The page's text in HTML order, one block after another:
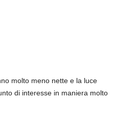
molto meno nette e la luce
di interesse in maniera molto